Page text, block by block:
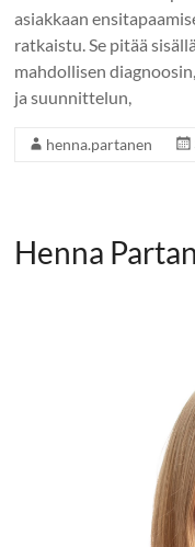
asiakkaan
ratkaistu. Se pitää
mahdollisen
ja suunnittelun,
henna.partanen
Henna